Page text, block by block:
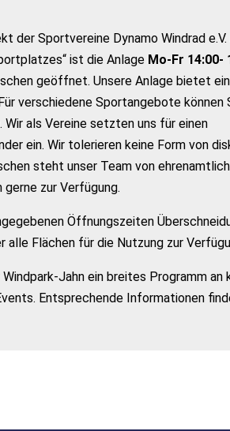
der Sportvereine Dynamo Windrad e.V.
ist die Anlage Mo-Fr 14:00-
geöffnet. Unsere Anlage bietet
verschiedene Sportangebote können
als Vereine setzten uns für einen
ein. Wir tolerieren keine Form von
steht unser Team von
zur Verfügung.
Öffnungszeiten
Flächen für die Nutzung zur
Jahn ein breites Programm an
Entsprechende Informationen